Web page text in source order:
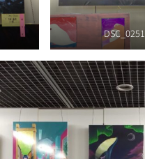
DSC_0251